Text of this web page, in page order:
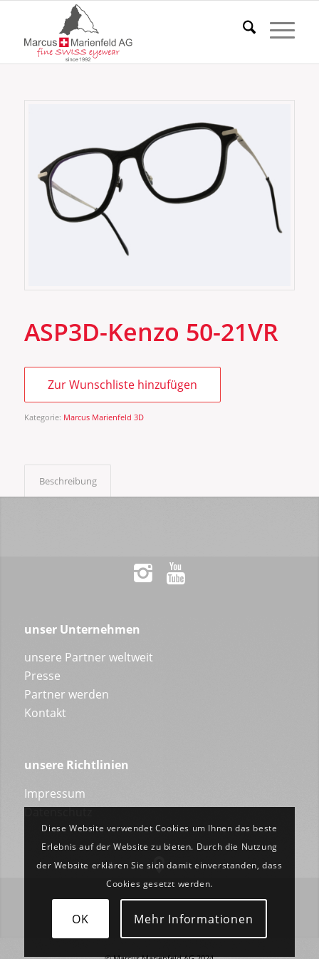
ASP3D-Kenzo 50-21VR
Zur Wunschliste hinzufügen
Kategorie: Marcus Marienfeld 3D
Beschreibung
unser Unternehmen
unsere Partner weltweit
Presse
Partner werden
Kontakt
unsere Richtlinien
Impressum
Datenschutz
Diese Website verwendet Cookies um Ihnen das beste
Erlebnis auf der Website zu bieten. Durch die Nutzung
der Website erklären Sie sich damit einverstanden, dass
Cookies gesetzt werden.
OK Mehr Informationen